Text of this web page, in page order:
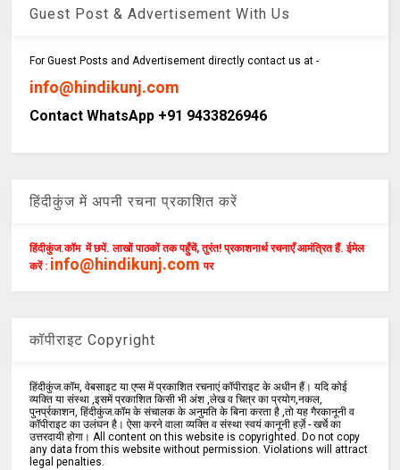
Guest Post & Advertisement With Us
For Guest Posts and Advertisement directly contact us at -
info@hindikunj.com
Contact WhatsApp +91 9433826946
हिंदीकुंज में अपनी रचना प्रकाशित करें
हिंदीकुंज.कॉम में छपें. लाखों पाठकों तक पहुँचें, तुरंत! प्रकाशनार्थ रचनाएँ आमंत्रित हैं. ईमेल
करें : info@hindikunj.com पर
कॉपीराइट Copyright
हिंदीकुंज.कॉम, वेबसाइट या एप्स में प्रकाशित रचनाएं कॉपीराइट के अधीन हैं। यदि कोई
व्यक्ति या संस्था ,इसमें प्रकाशित किसी भी अंश ,लेख व चित्र का प्रयोग,नकल,
पुनर्प्रकाशन, हिंदीकुंज.कॉम के संचालक के अनुमति के बिना करता है ,तो यह गैरकानूनी व
कॉपीराइट का उलंघन है। ऐसा करने वाला व्यक्ति व संस्था स्वयं कानूनी हर्ज़े - खर्चे का
उत्तरदायी होगा। All content on this website is copyrighted. Do not copy
any data from this website without permission. Violations will attract
legal penalties.